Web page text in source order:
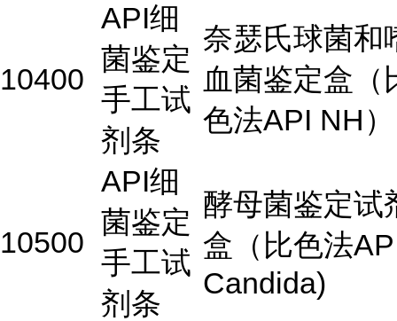
10400
API细
菌鉴定
手工试
剂条
奈瑟氏球菌和
血菌鉴定盒（
色法API NH）
10500
API细
菌鉴定
手工试
剂条
酵母菌鉴定试
盒（比色法
Candida)